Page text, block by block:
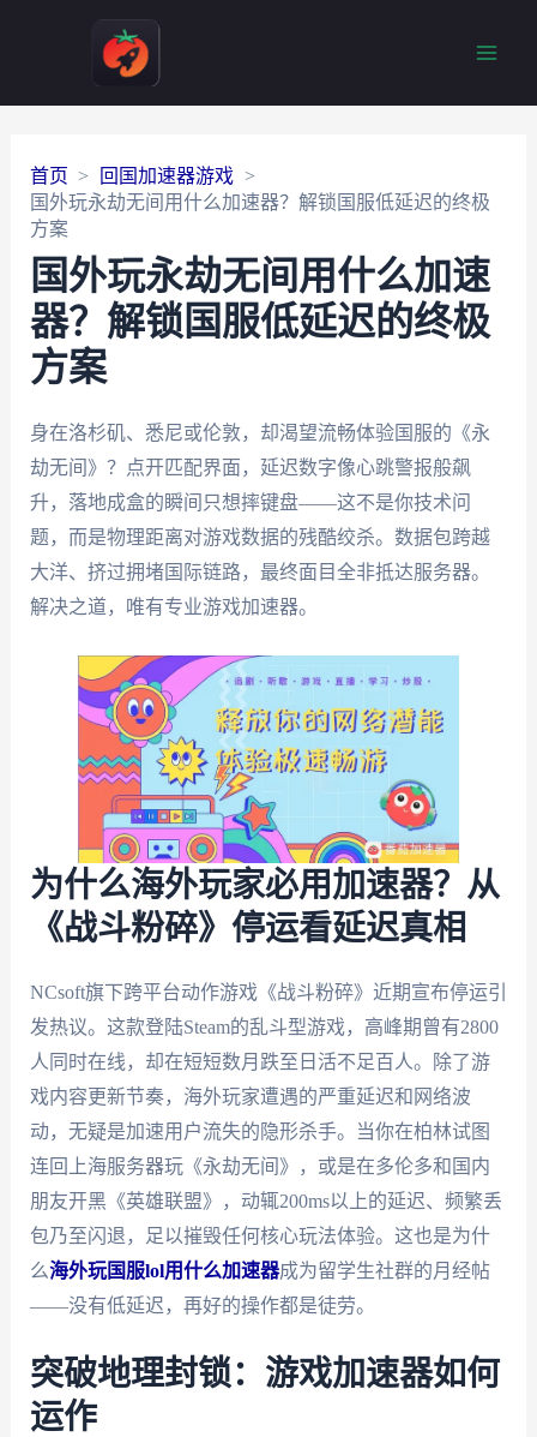
首页
回国加速器游戏
国外玩永劫无间用什么加速器？解锁国服低延迟的终极
方案
国外玩永劫无间用什么加速
器？解锁国服低延迟的终极
方案
身在洛杉矶、悉尼或伦敦，却渴望流畅体验国服的《永
劫无间》？点开匹配界面，延迟数字像心跳警报般飙
升，落地成盒的瞬间只想摔键盘——这不是你技术问
题，而是物理距离对游戏数据的残酷绞杀。数据包跨越
大洋、挤过拥堵国际链路，最终面目全非抵达服务器。
解决之道，唯有专业游戏加速器。
为什么海外玩家必用加速器？从
《战斗粉碎》停运看延迟真相
NCsoft旗下跨平台动作游戏《战斗粉碎》近期宣布停运引
发热议。这款登陆Steam的乱斗型游戏，高峰期曾有2800
人同时在线，却在短短数月跌至日活不足百人。除了游
戏内容更新节奏，海外玩家遭遇的严重延迟和网络波
动，无疑是加速用户流失的隐形杀手。当你在柏林试图
连回上海服务器玩《永劫无间》，或是在多伦多和国内
朋友开黑《英雄联盟》，动辄200ms以上的延迟、频繁丢
包乃至闪退，足以摧毁任何核心玩法体验。这也是为什
么海外玩国服lol用什么加速器成为留学生社群的月经帖
——没有低延迟，再好的操作都是徒劳。
突破地理封锁：游戏加速器如何
运作